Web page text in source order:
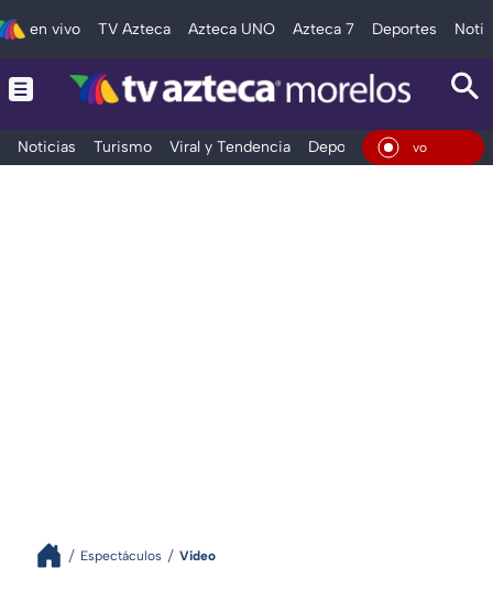
en vivo TV Azteca Azteca UNO Azteca 7 Deportes
Noticias Turismo Viral y Tendencia Deportes Espectáculos
En Vivo
Espectáculos Video